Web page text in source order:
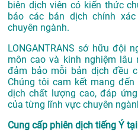
biên dịch viên có kiến thức
bảo các bản dịch chính
chuyên ngành.
LONGANTRANS sở hữu đội
môn cao và kinh nghiệm lâu
đảm bảo mỗi bản dịch đều
Chúng tôi cam kết mang
dịch chất lượng cao, đáp
của từng lĩnh vực chuyên
Cung cấp phiên dịch tiếng Ý